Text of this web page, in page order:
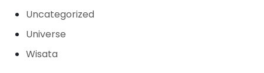
Uncategorized
Universe
Wisata